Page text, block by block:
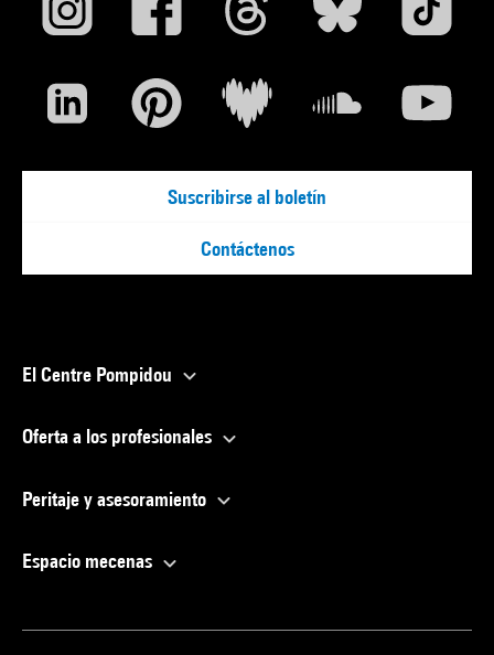
Suscribirse al boletín
Contáctenos
El Centre Pompidou
Oferta a los profesionales
Peritaje y asesoramiento
Espacio mecenas